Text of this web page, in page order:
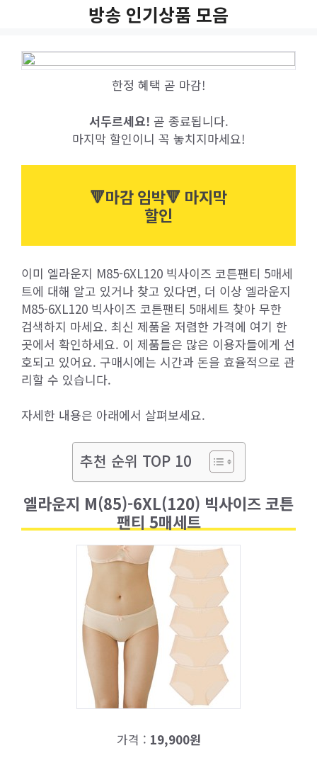
방송 인기상품 모음
한정 혜택 곧 마감!
서두르세요! 곧 종료됩니다.
마지막 할인이니 꼭 놓치지마세요!
🔻마감 임박🔻 마지막
할인
이미 엘라운지 M85-6XL120 빅사이즈 코튼팬티 5매세
트에 대해 알고 있거나 찾고 있다면, 더 이상 엘라운지
M85-6XL120 빅사이즈 코튼팬티 5매세트 찾아 무한
검색하지 마세요. 최신 제품을 저렴한 가격에 여기 한
곳에서 확인하세요. 이 제품들은 많은 이용자들에게 선
호되고 있어요. 구매시에는 시간과 돈을 효율적으로 관
리할 수 있습니다.
자세한 내용은 아래에서 살펴보세요.
추천 순위 TOP 10
엘라운지 M(85)-6XL(120) 빅사이즈 코튼
팬티 5매세트
가격 : 19,900원